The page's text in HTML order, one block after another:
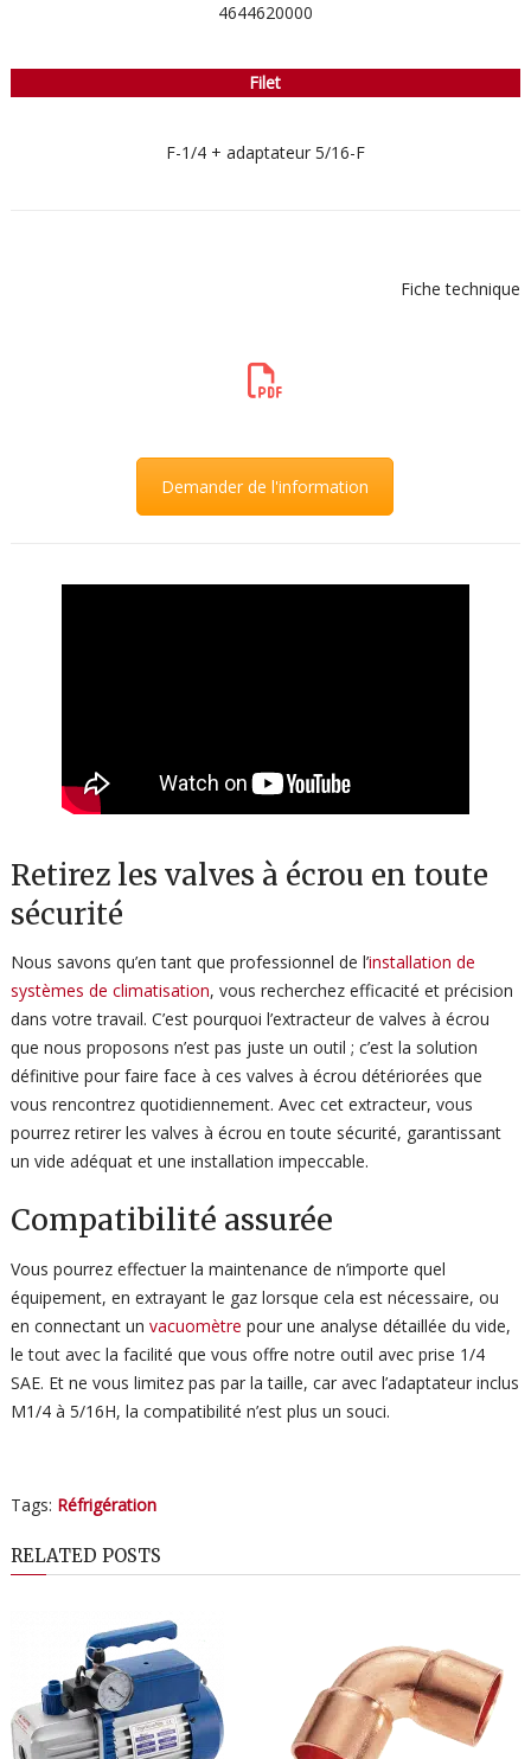
4644620000
Filet
F-1/4 + adaptateur 5/16-F
Fiche technique
Demander de l'information
Retirez les valves à écrou en toute
sécurité
Nous savons qu’en tant que professionnel de l’installation de
systèmes de climatisation, vous recherchez efficacité et précision
dans votre travail. C’est pourquoi l’extracteur de valves à écrou
que nous proposons n’est pas juste un outil ; c’est la solution
définitive pour faire face à ces valves à écrou détériorées que
vous rencontrez quotidiennement. Avec cet extracteur, vous
pourrez retirer les valves à écrou en toute sécurité, garantissant
un vide adéquat et une installation impeccable.
Compatibilité assurée
Vous pourrez effectuer la maintenance de n’importe quel
équipement, en extrayant le gaz lorsque cela est nécessaire, ou
en connectant un vacuomètre pour une analyse détaillée du vide,
le tout avec la facilité que vous offre notre outil avec prise 1/4
SAE. Et ne vous limitez pas par la taille, car avec l’adaptateur inclus
M1/4 à 5/16H, la compatibilité n’est plus un souci.
Tags: Réfrigération
RELATED POSTS